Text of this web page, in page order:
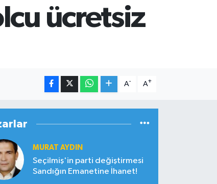
%70
ücretsiz
A- A+
MURAT AYDIN
Seçilmiş'in parti değiştirmesi
Sandığın Emanetine İhanet!